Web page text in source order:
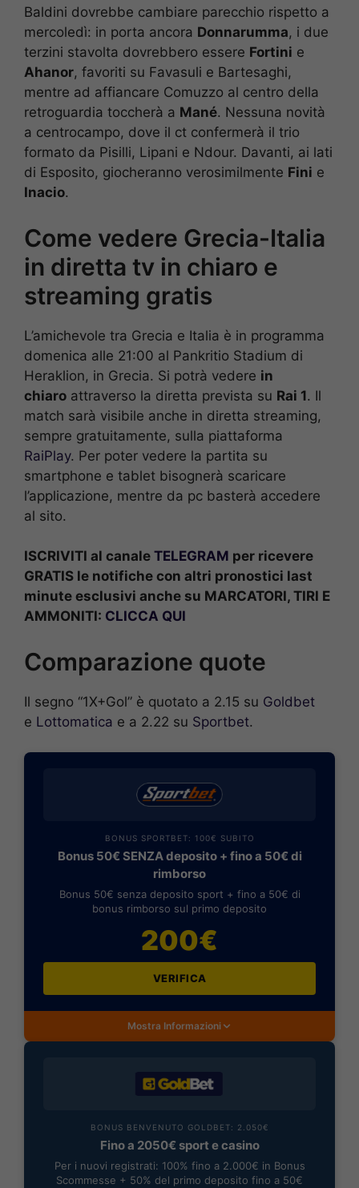
Baldini dovrebbe cambiare parecchio rispetto a
mercoledì: in porta ancora Donnarumma, i due
terzini stavolta dovrebbero essere Fortini e
Ahanor, favoriti su Favasuli e Bartesaghi,
mentre ad affiancare Comuzzo al centro della
retroguardia toccherà a Mané. Nessuna novità
a centrocampo, dove il ct confermerà il trio
formato da Pisilli, Lipani e Ndour. Davanti, ai lati
di Esposito, giocheranno verosimilmente Fini e
Inacio.
Come vedere Grecia-Italia
in diretta tv in chiaro e
streaming gratis
L’amichevole tra Grecia e Italia è in programma
domenica alle 21:00 al Pankritio Stadium di
Heraklion, in Grecia. Si potrà vedere in
chiaro attraverso la diretta prevista su Rai 1. Il
match sarà visibile anche in diretta streaming,
sempre gratuitamente, sulla piattaforma
RaiPlay. Per poter vedere la partita su
smartphone e tablet bisognerà scaricare
l’applicazione, mentre da pc basterà accedere
al sito.
ISCRIVITI al canale TELEGRAM per ricevere
GRATIS le notifiche con altri pronostici last
minute esclusivi anche su MARCATORI, TIRI E
AMMONITI: CLICCA QUI
Comparazione quote
Il segno “1X+Gol” è quotato a 2.15 su Goldbet
e Lottomatica e a 2.22 su Sportbet.
BONUS SPORTBET: 100€ SUBITO
Bonus 50€ SENZA deposito + fino a 50€ di
rimborso
Bonus 50€ senza deposito sport + fino a 50€ di
bonus rimborso sul primo deposito
200€
VERIFICA
Mostra Informazioni
BONUS BENVENUTO GOLDBET: 2.050€
Fino a 2050€ sport e casino
Per i nuovi registrati: 100% fino a 2.000€ in Bonus
Scommesse + 50% del primo deposito fino a 50€